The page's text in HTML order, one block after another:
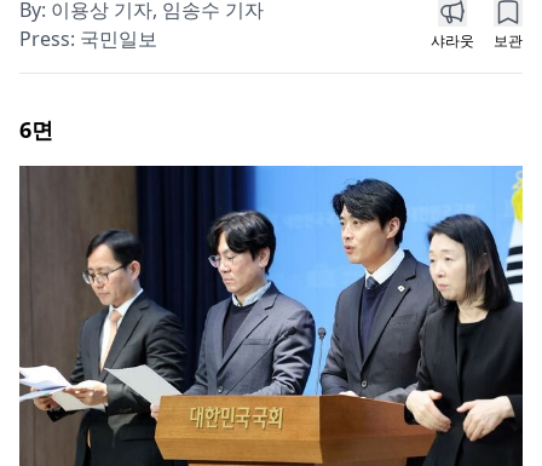
By: 이용상 기자, 임송수 기자
Press: 국민일보 샤라웃 보관
6면